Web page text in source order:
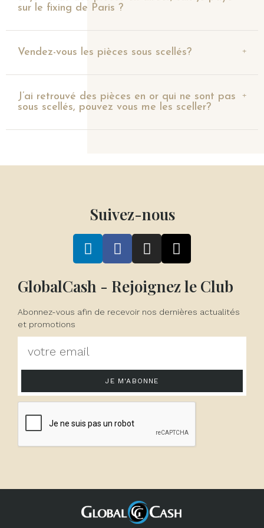
sur le fixing de Paris ?
Vendez-vous les pièces sous scellés?
J’ai retrouvé des pièces en or qui ne sont pas
sous scellés, pouvez vous me les sceller?
Suivez-nous
GlobalCash - Rejoignez le Club
Abonnez-vous afin de recevoir nos dernières actualités
et promotions
JE M'ABONNE